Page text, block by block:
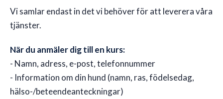
Vi samlar endast in det vi behöver för att leverera våra
tjänster.
När du anmäler dig till en kurs:
- Namn, adress, e-post, telefonnummer
- Information om din hund (namn, ras, födelsedag,
hälso-/beteendeanteckningar)